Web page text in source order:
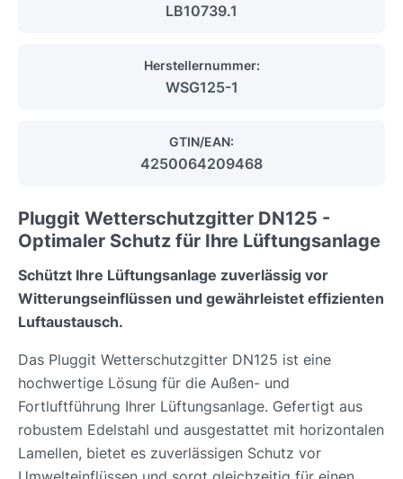
LB10739.1
Herstellernummer:
WSG125-1
GTIN/EAN:
4250064209468
Pluggit Wetterschutzgitter DN125 -
Optimaler Schutz für Ihre Lüftungsanlage
Schützt Ihre Lüftungsanlage zuverlässig vor
Witterungseinflüssen und gewährleistet effizienten
Luftaustausch.
Das Pluggit Wetterschutzgitter DN125 ist eine
hochwertige Lösung für die Außen- und
Fortluftführung Ihrer Lüftungsanlage. Gefertigt aus
robustem Edelstahl und ausgestattet mit horizontalen
Lamellen, bietet es zuverlässigen Schutz vor